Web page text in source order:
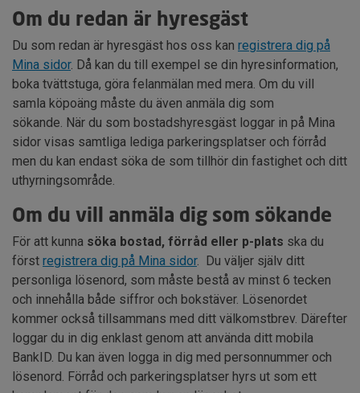
Om du redan är hyresgäst
Du som redan är hyresgäst hos oss kan registrera dig på
Mina sidor. Då kan du till exempel se din hyresinformation,
boka tvättstuga, göra felanmälan med mera. Om du vill
samla köpoäng måste du även anmäla dig som
sökande. När du som bostadshyresgäst loggar in på Mina
sidor visas samtliga lediga parkeringsplatser och förråd
men du kan endast söka de som tillhör din fastighet och ditt
uthyrningsområde.
Om du vill anmäla dig som sökande
För att kunna söka bostad, förråd eller p-plats ska du
först registrera dig på Mina sidor. Du väljer själv ditt
personliga lösenord, som måste bestå av minst 6 tecken
och innehålla både siffror och bokstäver. Lösenordet
kommer också tillsammans med ditt välkomstbrev. Därefter
loggar du in dig enklast genom att använda ditt mobila
BankID. Du kan även logga in dig med personnummer och
lösenord. Förråd och parkeringsplatser hyrs ut som ett